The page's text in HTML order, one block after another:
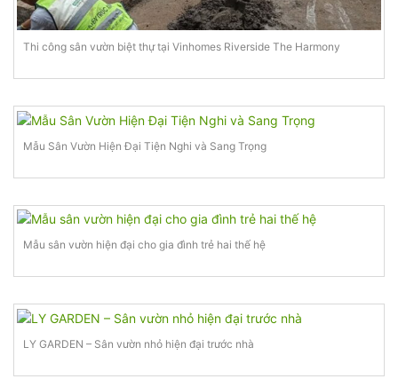
Thi công sân vườn biệt thự tại Vinhomes Riverside The Harmony
Mẫu Sân Vườn Hiện Đại Tiện Nghi và Sang Trọng
Mẫu sân vườn hiện đại cho gia đình trẻ hai thế hệ
LY GARDEN – Sân vườn nhỏ hiện đại trước nhà